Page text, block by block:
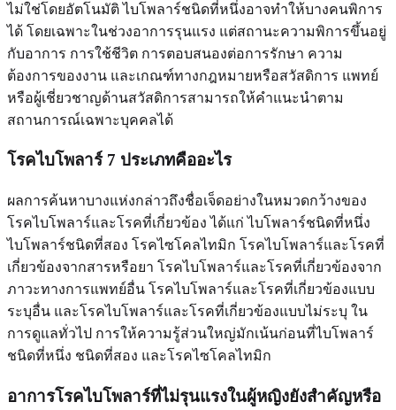
ไม่ใช่โดยอัตโนมัติ ไบโพลาร์ชนิดที่หนึ่งอาจทำให้บางคนพิการ
ได้ โดยเฉพาะในช่วงอาการรุนแรง แต่สถานะความพิการขึ้นอยู่
กับอาการ การใช้ชีวิต การตอบสนองต่อการรักษา ความ
ต้องการของงาน และเกณฑ์ทางกฎหมายหรือสวัสดิการ แพทย์
หรือผู้เชี่ยวชาญด้านสวัสดิการสามารถให้คำแนะนำตาม
สถานการณ์เฉพาะบุคคลได้
โรคไบโพลาร์ 7 ประเภทคืออะไร
ผลการค้นหาบางแห่งกล่าวถึงชื่อเจ็ดอย่างในหมวดกว้างของ
โรคไบโพลาร์และโรคที่เกี่ยวข้อง ได้แก่ ไบโพลาร์ชนิดที่หนึ่ง
ไบโพลาร์ชนิดที่สอง โรคไซโคลไทมิก โรคไบโพลาร์และโรคที่
เกี่ยวข้องจากสารหรือยา โรคไบโพลาร์และโรคที่เกี่ยวข้องจาก
ภาวะทางการแพทย์อื่น โรคไบโพลาร์และโรคที่เกี่ยวข้องแบบ
ระบุอื่น และโรคไบโพลาร์และโรคที่เกี่ยวข้องแบบไม่ระบุ ใน
การดูแลทั่วไป การให้ความรู้ส่วนใหญ่มักเน้นก่อนที่ไบโพลาร์
ชนิดที่หนึ่ง ชนิดที่สอง และโรคไซโคลไทมิก
อาการโรคไบโพลาร์ที่ไม่รุนแรงในผู้หญิงยังสำคัญหรือ